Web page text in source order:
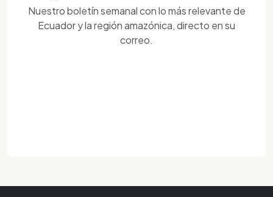
Nuestro boletín semanal con lo más relevante de
Ecuador y la región amazónica, directo en su
correo.